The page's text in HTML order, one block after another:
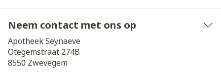
Neem contact met ons op
Apotheek Seynaeve
Otegemstraat 274B
8550 Zwevegem